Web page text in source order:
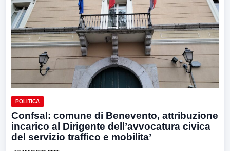
POLITICA
Confsal: comune di Benevento, attribuzione
incarico al Dirigente dell’avvocatura civica
del servizio traffico e mobilita’